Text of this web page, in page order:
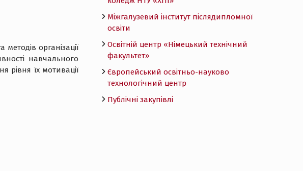
організації
навчального
рівня їх мотивації
Міжгалузевий інститут післядипломної
освіти
Освітній центр «Німецький технічний
факультет»
Європейський освітньо-науково
технологічний центр
Публічні закупівлі